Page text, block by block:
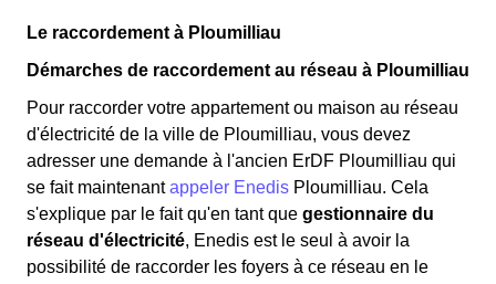
Le raccordement à Ploumilliau
Démarches de raccordement au réseau à Ploumilliau
Pour raccorder votre appartement ou maison au réseau
d'électricité de la ville de Ploumilliau, vous devez
adresser une demande à l'ancien ErDF Ploumilliau qui
se fait maintenantappeler Enedis Ploumilliau. Cela
s'explique par le fait qu'en tant que gestionnaire du
réseau d'électricité, Enedis est le seul à avoir la
possibilité de raccorder les foyers à ce réseau en le